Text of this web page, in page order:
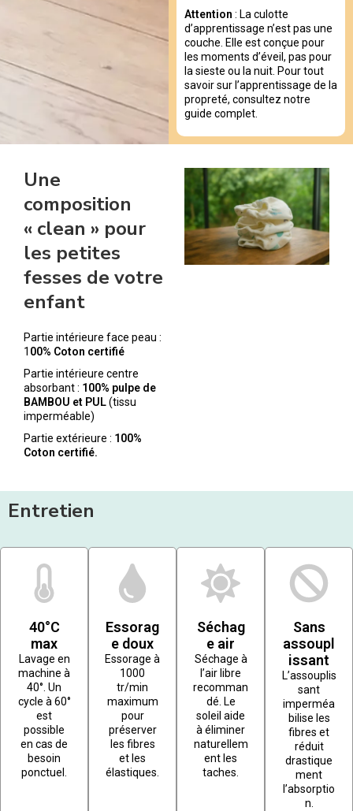
Attention : La culotte
d’apprentissage n’est pas une
couche. Elle est conçue pour
les moments d’éveil, pas pour
la sieste ou la nuit. Pour tout
savoir sur l’apprentissage de la
propreté, consultez notre
guide complet.
Une
composition
« clean » pour
les petites
fesses de votre
enfant
Partie intérieure face peau :
1 00% Coton certifié
Partie intérieure centre
absorbant : 100% pulpe de
BAMBOU et PUL(tissu
imperméable)
Partie extérieure : 100%
Coton certifié.
Entretien
40°C
max
Lavage en
machine à
40°. Un
cycle à 60°
est
possible
en cas de
besoin
ponctuel.
Essorag
e doux
Essorage à
1000
tr/min
maximum
pour
préserver
les fibres
et les
élastiques.
Séchag
e air
Séchage à
l’air libre
recomman
dé. Le
soleil aide
à éliminer
naturellem
ent les
taches.
Sans
assoupl
issant
L’assouplis
sant
imperméa
bilise les
fibres et
réduit
drastique
ment
l’absorptio
n.